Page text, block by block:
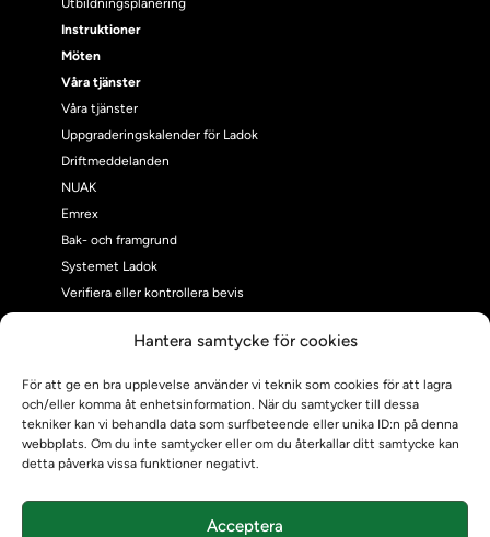
Hantera samtycke för cookies
För att ge en bra upplevelse använder vi teknik som cookies för att lagra
och/eller komma åt enhetsinformation. När du samtycker till dessa
tekniker kan vi behandla data som surfbeteende eller unika ID:n på denna
webbplats. Om du inte samtycker eller om du återkallar ditt samtycke kan
detta påverka vissa funktioner negativt.
Acceptera
Utbildningsplanering
Instruktioner
Möten
Våra tjänster
Våra tjänster
Uppgraderingskalender för Ladok
Driftmeddelanden
NUAK
Emrex
Bak- och framgrund
Systemet Ladok
Verifiera eller kontrollera bevis
Om Ladokkonsortiet
Ladokkonsortiet internationellt
Vision, strategi och produktplan
Användarkontakter